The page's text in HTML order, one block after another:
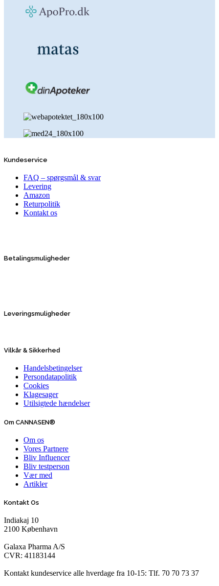
Kundeservice
FAQ – spørgsmål & svar
Levering
Amazon
Returpolitik
Kontakt os
Betalingsmuligheder
Leveringsmuligheder
Vilkår & Sikkerhed
Handelsbetingelser
Persondatapolitik
Cookies
Klagesager
Utilsigtede hændelser
Om CANNASEN®
Om os
Vores Partnere
Bliv Influencer
Bliv testperson
Vær med
Artikler
Kontakt Os
Indiakaj 10
2100 København
Galaxa Pharma A/S
CVR: 41183144
Kontakt kundeservice alle hverdage fra 10-15: Tlf. 70 70 73 37